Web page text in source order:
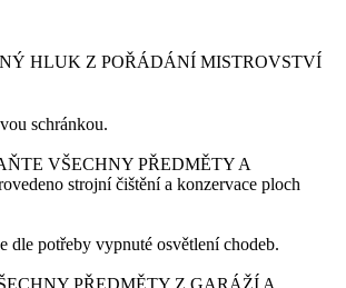
HLUK Z POŘÁDÁNÍ MISTROVSTVÍ
schránkou.
VŠECHNY PŘEDMĚTY A
strojní čištění a konzervace ploch
dle potřeby vypnuté osvětlení chodeb.
PŘEDMĚTY Z GARÁŽÍ A